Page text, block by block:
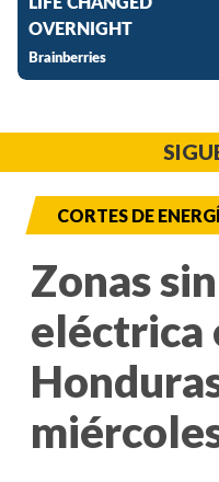
CORTES DE
Zonas
eléctrica